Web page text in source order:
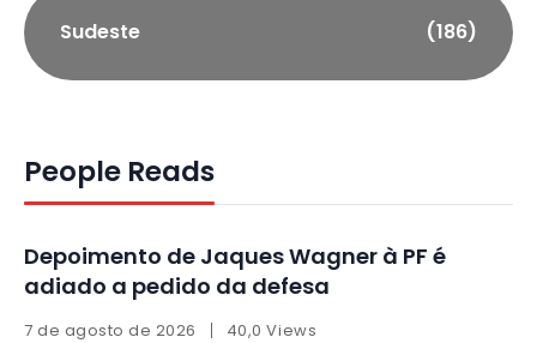
Sudeste (186)
People Reads
Depoimento de Jaques Wagner à PF é
adiado a pedido da defesa
7 de agosto de 2026 40,0 Views